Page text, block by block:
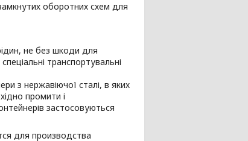
оборотних схем для
не без шкоди для
транспортувальні
з нержавіючої сталі, в яких
промити і
застосовуються
для производства